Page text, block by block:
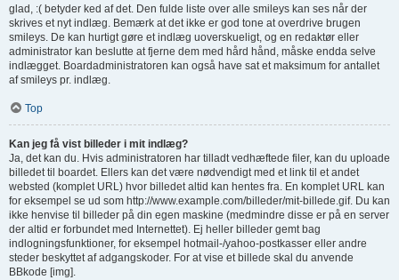
glad, :( betyder ked af det. Den fulde liste over alle smileys kan ses når der
skrives et nyt indlæg. Bemærk at det ikke er god tone at overdrive brugen
smileys. De kan hurtigt gøre et indlæg uoverskueligt, og en redaktør eller
administrator kan beslutte at fjerne dem med hård hånd, måske endda selve
indlægget. Boardadministratoren kan også have sat et maksimum for antallet
af smileys pr. indlæg.
Top
Kan jeg få vist billeder i mit indlæg?
Ja, det kan du. Hvis administratoren har tilladt vedhæftede filer, kan du uploade
billedet til boardet. Ellers kan det være nødvendigt med et link til et andet
websted (komplet URL) hvor billedet altid kan hentes fra. En komplet URL kan
for eksempel se ud som http://www.example.com/billeder/mit-billede.gif. Du kan
ikke henvise til billeder på din egen maskine (medmindre disse er på en server
der altid er forbundet med Internettet). Ej heller billeder gemt bag
indlogningsfunktioner, for eksempel hotmail-/yahoo-postkasser eller andre
steder beskyttet af adgangskoder. For at vise et billede skal du anvende
BBkode [img].